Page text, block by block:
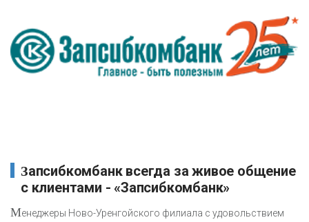
Запсибкомбанк всегда за живое общение
с клиентами - «Запсибкомбанк»
Менеджеры Ново-Уренгойского филиала с удовольствием